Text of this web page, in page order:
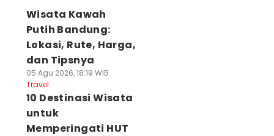
Wisata Kawah
Putih Bandung:
Lokasi, Rute, Harga,
dan Tipsnya
05 Agu 2026, 18:19 WIB
Travel
10 Destinasi Wisata
untuk
Memperingati HUT